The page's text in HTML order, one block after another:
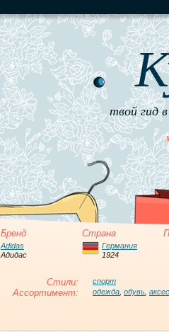
твой гид
Бренд Страна
Adidas
Адидас
Германия
1924
Стили: спорт
Ассортимент: одежда обувь